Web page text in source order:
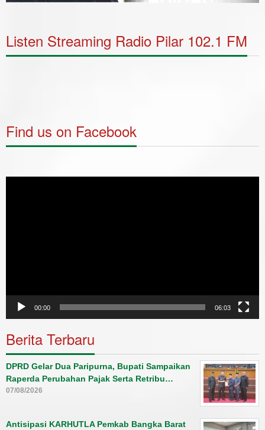
Listen Streaming Radio Pilar 102.1 FM
Find us on Facebook
00:00 06:03
Berita Terbaru
DPRD Gelar Dua Paripurna, Bupati Sampaikan
Raperda Perubahan Pajak Serta Retribu…
07/08/2026
Antisipasi KARHUTLA Pemkab Bangka Barat